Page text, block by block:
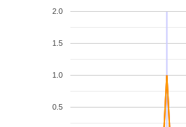
0.5
1.0
1.5
2.0